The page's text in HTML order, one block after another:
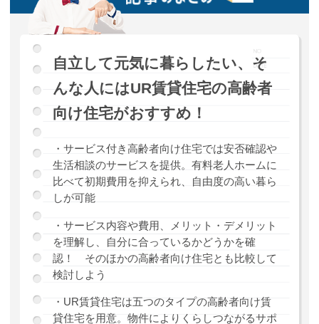
自立して元気に暮らしたい、そ
んな人にはUR賃貸住宅の高齢者
向け住宅がおすすめ！
・サービス付き高齢者向け住宅では安否確認や
生活相談のサービスを提供。有料老人ホームに
比べて初期費用を抑えられ、自由度の高い暮ら
しが可能
・サービス内容や費用、メリット・デメリット
を理解し、自分に合っているかどうかを確
認！ そのほかの高齢者向け住宅とも比較して
検討しよう
・UR賃貸住宅は五つのタイプの高齢者向け賃
貸住宅を用意。物件によりくらしつながるサポ